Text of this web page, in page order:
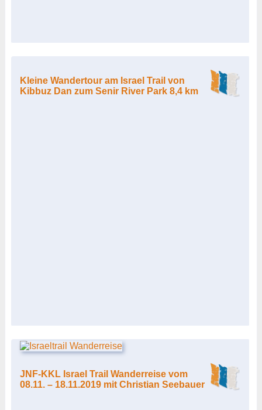
Kleine Wandertour am Israel Trail von
Kibbuz Dan zum Senir River Park 8,4 km
JNF-KKL Israel Trail Wanderreise vom
08.11. – 18.11.2019 mit Christian Seebauer